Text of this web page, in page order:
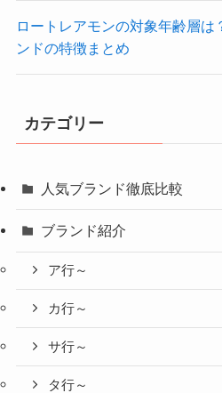
ロートレアモンの対象年齢層は
ンドの特徴まとめ
カテゴリー
人気ブランド徹底比較
ブランド紹介
ア行～
カ行～
サ行～
タ行～